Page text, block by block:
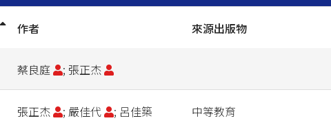
作者 來源出版物
蔡良庭 ; 張正杰
張正杰 ; 嚴佳代 ; 呂佳築 中等教育